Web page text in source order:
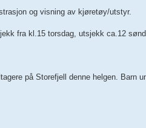
og visning av kjøretøy/utstyr.
fra kl.15 torsdag, utsjekk ca.12
på Storefjell denne helgen. Barn